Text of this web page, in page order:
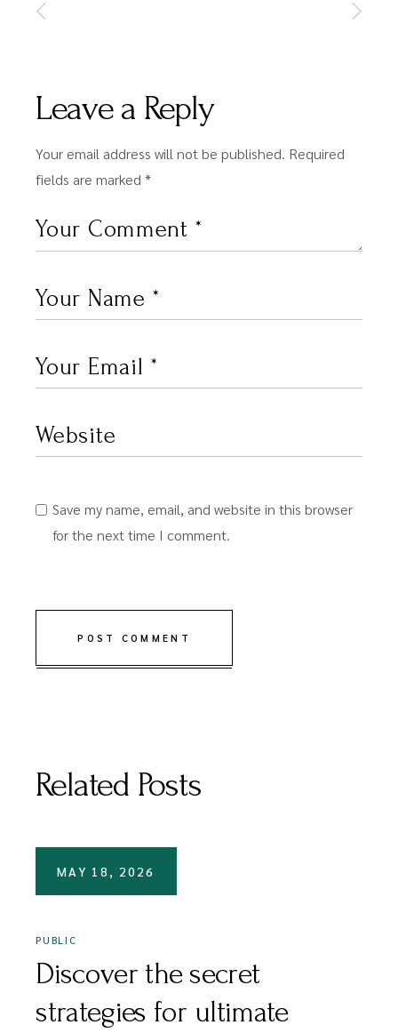
Leave a Reply
Your email address will not be published. Required
fields are marked*
Save my name, email, and website in this browser
for the next time I comment.
POST COMMENT
Related Posts
MAY 18, 2026
PUBLIC
Discover the secret
strategies for ultimate